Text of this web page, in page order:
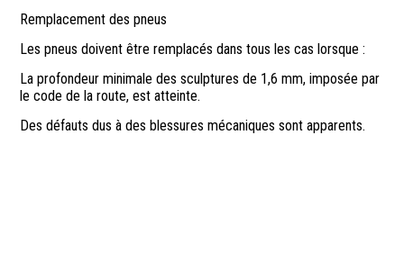
Remplacement des pneus
Les pneus doivent être remplacés dans tous les cas lorsque :
La profondeur minimale des sculptures de 1,6 mm, imposée par
le code de la route, est atteinte.
Des défauts dus à des blessures mécaniques sont apparents.